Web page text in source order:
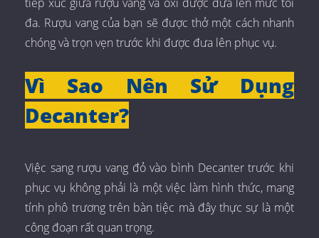
đa. Rượu vang của bạn sẽ được thở một cách nhanh
chóng và trọn vẹn trước khi được đưa lên phục vụ.
Vì Sao Nên Sử Dụng
Decanter?
Việc sang rượu vang đỏ vào bình Decanter trước khi
phục vụ không phải là một việc làm hình thức, mang
tính phô trương trên bàn tiệc mà đây thực sự là một
công đoạn rất quan trọng.